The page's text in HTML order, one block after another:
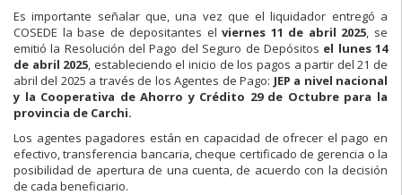
Es importante señalar que, una vez que el liquidador entregó a
COSEDE la base de depositantes elviernes 11 de abril 2025, se
emitió la Resolución del Pago del Seguro de Depósitos el lunes 14
de abril 2025, estableciendo el inicio de los pagos a partir del 21 de
abril del 2025 a través de los Agentes de Pago: JEP a nivel nacional
y la Cooperativa de Ahorro y Crédito 29 de Octubre para la
provincia de Carchi.
Los agentes pagadores están en capacidad de ofrecer el pago en
efectivo, transferencia bancaria, cheque certificado de gerencia o la
posibilidad de apertura de una cuenta, de acuerdo con la decisión
de cada beneficiario.